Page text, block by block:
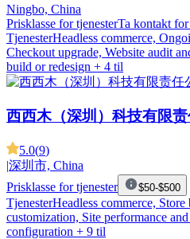
Ningbo, China
Prisklasse for tjenesterTa kontakt
TjenesterHeadless commerce,
Checkout upgrade, Website audit
build or redesign + 4 til
西西木（深圳）科技有限责
5.0(9)
|深圳市, China
Prisklasse for tjenester
$50-$500
TjenesterHeadless commerce,
customization, Site performance
configuration + 9 til